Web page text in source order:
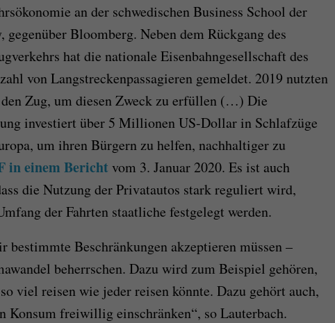
an der schwedischen Business School der
Bloomberg. Neben dem Rückgang des
hat die nationale Eisenbahngesellschaft des
von Langstreckenpassagieren gemeldet. 2019 nutzten
Zug, um diesen Zweck zu erfüllen (…) Die
investiert über 5 Millionen US-Dollar in Schlafzüge
um ihren Bürgern zu helfen, nachhaltiger zu
in einem Bericht vom 3. Januar 2020. Es ist auch
die Nutzung der Privatautos stark reguliert wird,
der Fahrten staatliche festgelegt werden.
bestimmte Beschränkungen akzeptieren müssen –
beherrschen. Dazu wird zum Beispiel gehören,
viel reisen wie jeder reisen könnte. Dazu gehört auch,
Konsum freiwillig einschränken“, so Lauterbach.